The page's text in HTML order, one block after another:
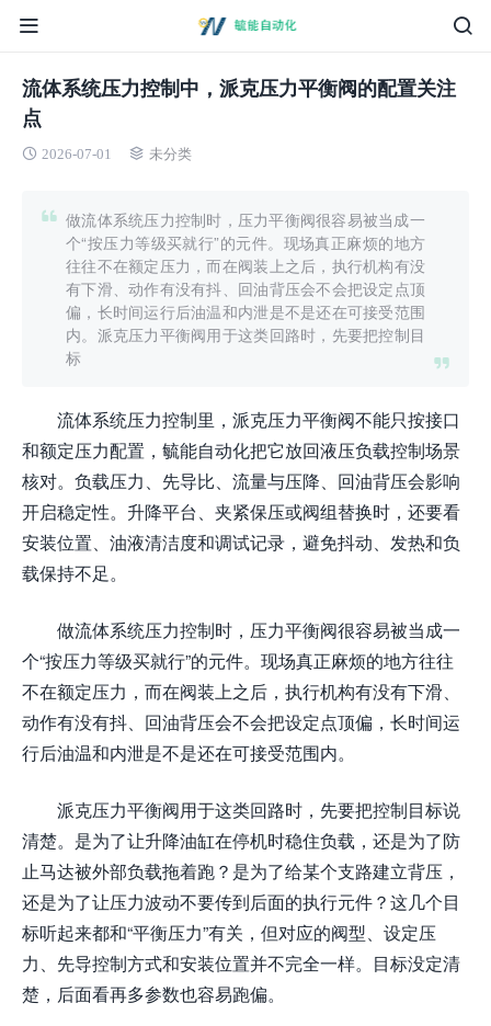
流体系统压力控制中，派克压力平衡阀的配置关注
点
2026-07-01 未分类
做流体系统压力控制时，压力平衡阀很容易被当成一
个“按压力等级买就行”的元件。现场真正麻烦的地方
往往不在额定压力，而在阀装上之后，执行机构有没
有下滑、动作有没有抖、回油背压会不会把设定点顶
偏，长时间运行后油温和内泄是不是还在可接受范围
内。派克压力平衡阀用于这类回路时，先要把控制目
标
流体系统压力控制里，派克压力平衡阀不能只按接口
和额定压力配置，毓能自动化把它放回液压负载控制场景
核对。负载压力、先导比、流量与压降、回油背压会影响
开启稳定性。升降平台、夹紧保压或阀组替换时，还要看
安装位置、油液清洁度和调试记录，避免抖动、发热和负
载保持不足。
做流体系统压力控制时，压力平衡阀很容易被当成一
个“按压力等级买就行”的元件。现场真正麻烦的地方往往
不在额定压力，而在阀装上之后，执行机构有没有下滑、
动作有没有抖、回油背压会不会把设定点顶偏，长时间运
行后油温和内泄是不是还在可接受范围内。
派克压力平衡阀用于这类回路时，先要把控制目标说
清楚。是为了让升降油缸在停机时稳住负载，还是为了防
止马达被外部负载拖着跑？是为了给某个支路建立背压，
还是为了让压力波动不要传到后面的执行元件？这几个目
标听起来都和“平衡压力”有关，但对应的阀型、设定压
力、先导控制方式和安装位置并不完全一样。目标没定清
楚，后面看再多参数也容易跑偏。